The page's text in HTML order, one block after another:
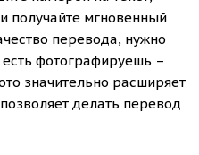
получайте мгновенный
перевода, нужно
есть фотографируешь –
значительно расширяет
делать перевод